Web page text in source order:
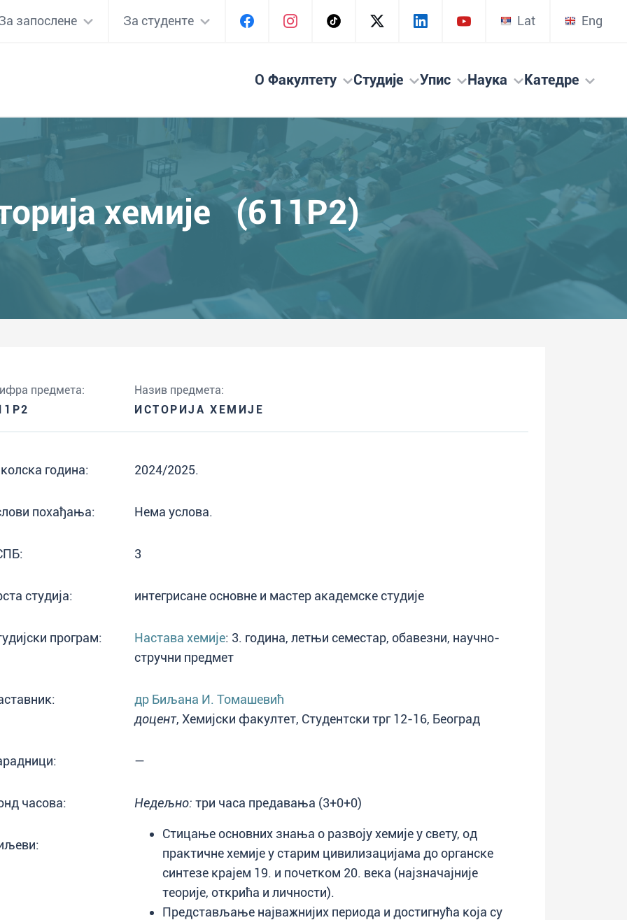
запослене За студенте Lat Eng
О Факултету Студије Упис Наука Катедре
хемије (611P2)
предмета:
Назив предмета:
ИСТОРИЈА ХЕМИЈЕ
година: 2024/2025.
похађања: Нема услова.
3
студија: интегрисане основне и мастер академске студије
програм: Настава хемије: 3. година, летњи семестар, обавезни, научно-
стручни предмет
др Биљана И. Томашевић
доцент, Хемијски факултет, Студентски трг 12-16, Београд
—
часова: Недељно: три часа предавања (3+0+0)
Стицање основних знања о развоју хемије у свету, од
практичне хемије у старим цивилизацијама до органске
синтезе крајем 19. и почетком 20. века (најзначајније
теорије, открића и личности).
Представљање најважнијих периода и достигнућа којa су